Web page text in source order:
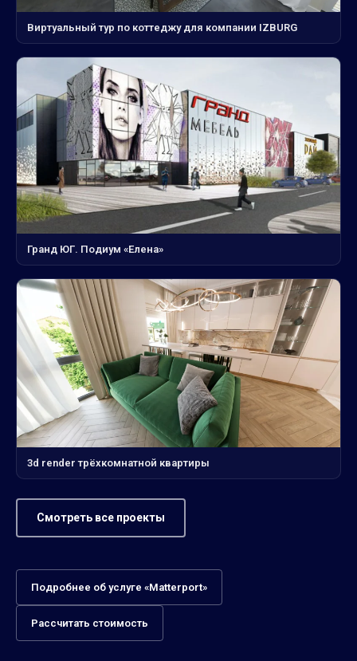
Виртуальный тур по коттеджу для компании IZBURG
Гранд ЮГ. Подиум «Елена»
3d render трёхкомнатной квартиры
Смотреть все проекты
Подробнее об услуге «Matterport»
Рассчитать стоимость